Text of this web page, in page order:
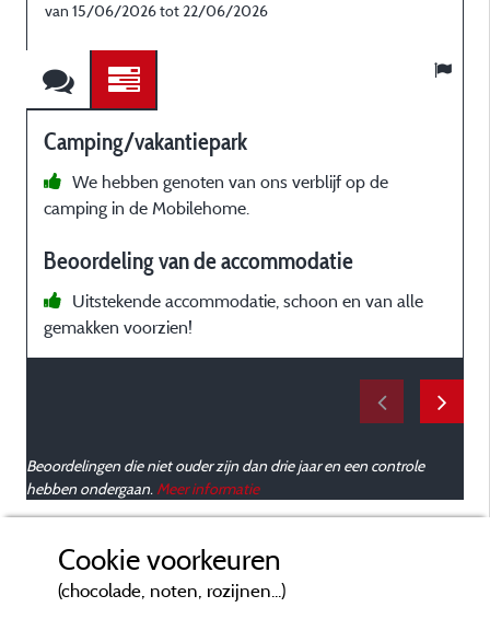
van 15/06/2026 tot 22/06/2026
Camping/vakantiepark
We hebben genoten van ons verblijf op de
camping in de Mobilehome.
Beoordeling van de accommodatie
Uitstekende accommodatie, schoon en van alle
gemakken voorzien!
Beoordelingen die niet ouder zijn dan drie jaar en een controle
hebben ondergaan. Meer informatie
Cookie voorkeuren
(chocolade, noten, rozijnen...)